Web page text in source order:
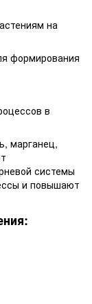
на
формирования
в
марганец,
системы
и повышают